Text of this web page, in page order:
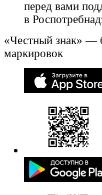
перед вами
в
«Честный знак» —
маркировок